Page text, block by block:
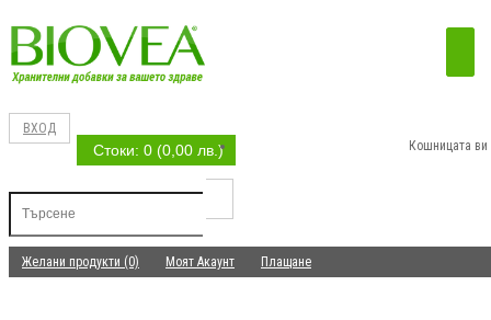
ВХОД
Стоки: 0 (0,00 лв.) Кошницата ви
Желани продукти (0) Моят Акаунт Плащане